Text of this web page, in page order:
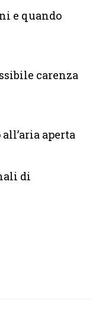
e quando
carenza
aperta
di